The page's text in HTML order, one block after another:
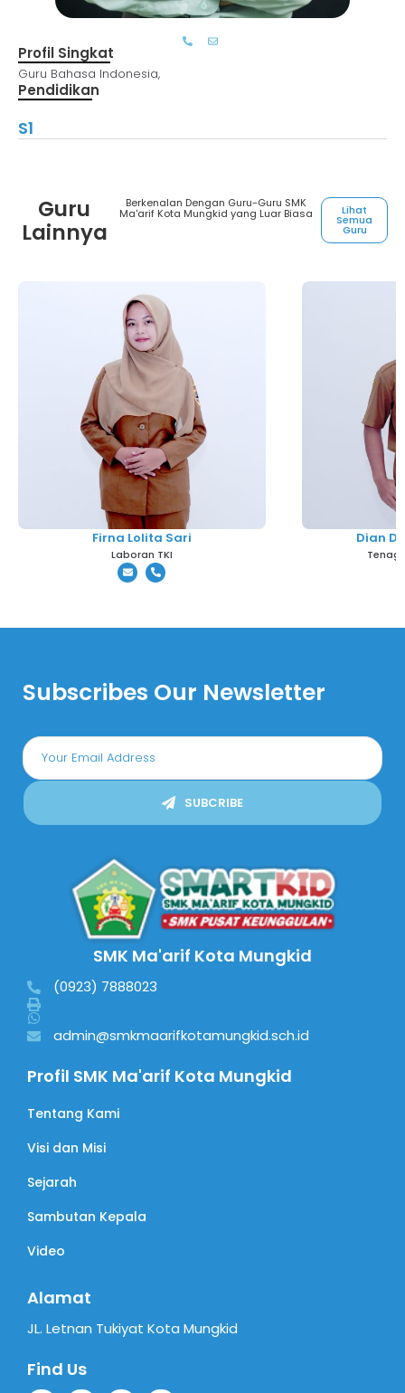
Profil Singkat
Guru Bahasa Indonesia,
Pendidikan
S1
Guru
Lainnya
Berkenalan Dengan Guru-Guru SMK
Ma'arif Kota Mungkid yang Luar Biasa Lihat
Semua
Guru
Firna Lolita Sari
Laboran TKI
Dian
Subscribes Our Newsletter
SUBCRIBE
SMK Ma'arif Kota Mungkid
(0923) 7888023
admin@smkmaarifkotamungkid.sch.id
Profil SMK Ma'arif Kota Mungkid
Tentang Kami
Visi dan Misi
Sejarah
Sambutan Kepala
Video
Alamat
JL. Letnan Tukiyat Kota Mungkid
Find Us